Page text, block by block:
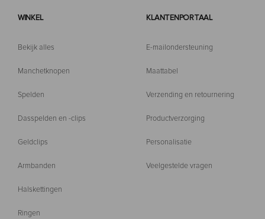
WINKEL
Bekijk alles
Manchetknopen
Spelden
Dasspelden en -clips
Geldclips
Armbanden
Halskettingen
Ringen
KLANTENPORTAAL
E-mailondersteuning
Maattabel
Verzending en retournering
Productverzorging
Personalisatie
Veelgestelde vragen